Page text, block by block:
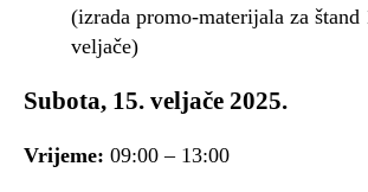
(izrada promo-materijala za štand
veljače)
Subota, 15. veljače 2025.
Vrijeme: 09:00 – 13:00